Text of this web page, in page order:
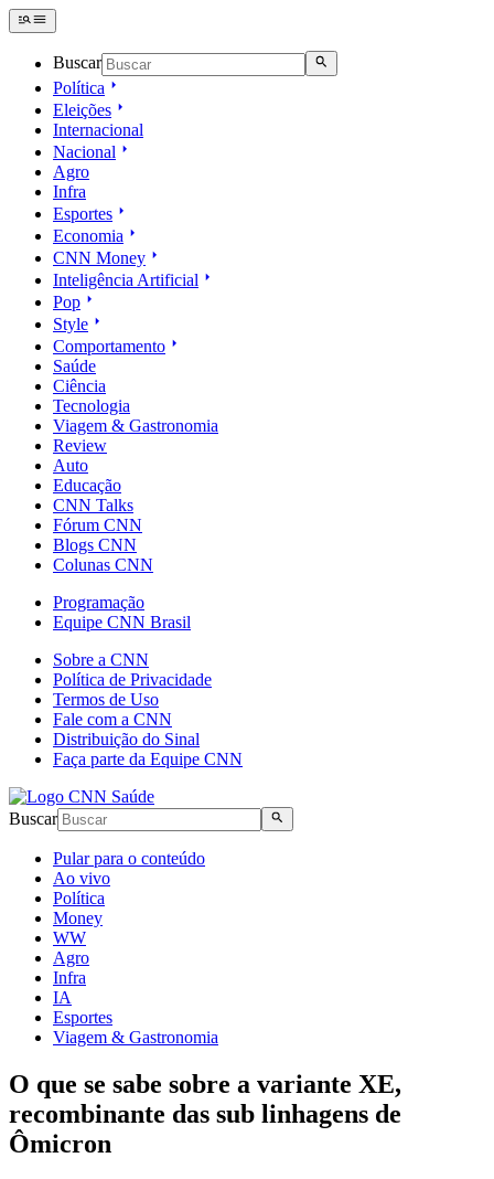
Buscar
Política
Eleições
Internacional
Nacional
Agro
Infra
Esportes
Economia
CNN Money
Inteligência Artificial
Pop
Style
Comportamento
Saúde
Ciência
Tecnologia
Viagem & Gastronomia
Review
Auto
Educação
CNN Talks
Fórum CNN
Blogs CNN
Colunas CNN
Programação
Equipe CNN Brasil
Sobre a CNN
Política de Privacidade
Termos de Uso
Fale com a CNN
Distribuição do Sinal
Faça parte da Equipe CNN
Buscar
Pular para o conteúdo
Ao vivo
Política
Money
WW
Agro
Infra
IA
Esportes
Viagem & Gastronomia
O que se sabe sobre a variante XE,
recombinante das sub linhagens de
Ômicron